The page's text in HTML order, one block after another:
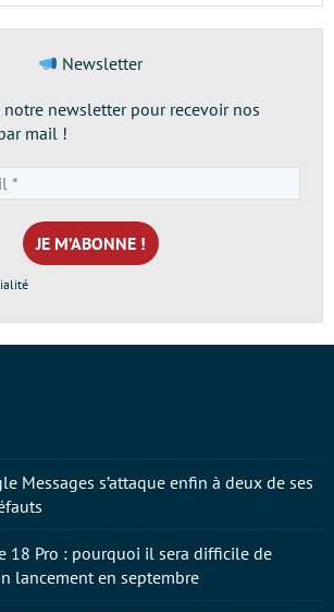
Newsletter
newsletter pour recevoir nos
mail !
e-
mail
*
Messages s’attaque enfin à deux de ses
18 Pro : pourquoi il sera difficile de
lancement en septembre